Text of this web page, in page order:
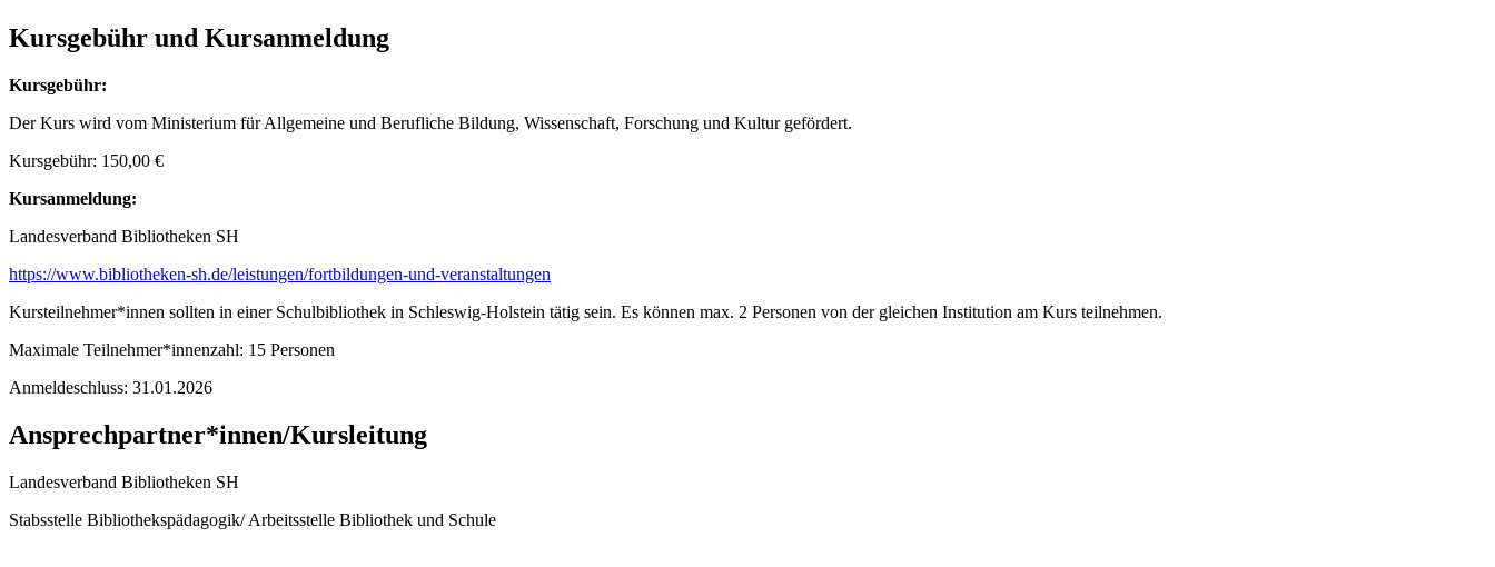
Kursgebühr und Kursanmeldung
Kursgebühr:
Der Kurs wird vom Ministerium für Allgemeine und Berufliche Bildung, Wissenschaft, Forschung und Kultur gefördert.
Kursgebühr: 150,00 €
Kursanmeldung:
Landesverband Bibliotheken SH
https://www.bibliotheken-sh.de/leistungen/fortbildungen-und-veranstaltungen
Kursteilnehmer*innen sollten in einer Schulbibliothek in Schleswig-Holstein tätig sein. Es können max. 2 Personen von der gleichen Institution am Kurs teilnehmen.
Maximale Teilnehmer*innenzahl: 15 Personen
Anmeldeschluss: 31.01.2026
Ansprechpartner*innen/Kursleitung
Landesverband Bibliotheken SH
Stabsstelle Bibliothekspädagogik/ Arbeitsstelle Bibliothek und Schule